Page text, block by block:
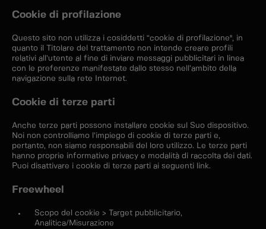
Cookie di profilazione
Questo sito non utilizza i cosiddetti “cookie di profilazione", in
quanto il Titolare del trattamento non intende creare profili
relativi all’utente al fine di inviare messaggi pubblicitari in linea
con le preferenze manifestate dallo stesso nell’ambito della
navigazione sulla rete Internet.
Cookie di terze parti
Anche terze parti possono installare cookie sul Suo dispositivo.
Noi non controlliamo l’impiego di cookie di terze parti e,
pertanto, non siamo responsabili del loro utilizzo. Le terze parti
hanno proprie informative privacy e modalità di raccolta dei dati.
Puoi disattivare i cookie di terze parti ai seguenti link.
Freewheel
Scopo del cookie > Target pubblicitario,
Analitica/Misurazione